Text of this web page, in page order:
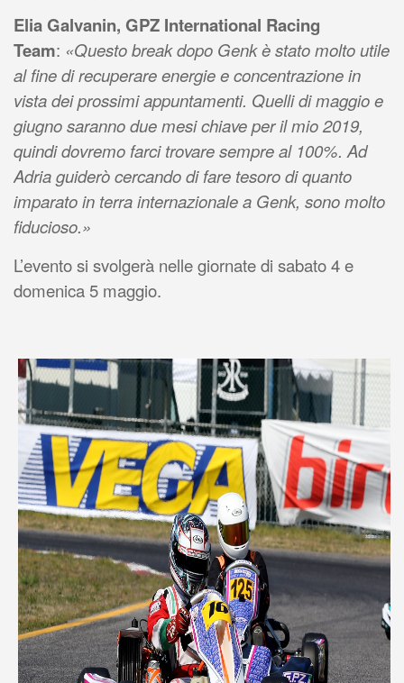
Elia Galvanin, GPZ International Racing
Team: «Questo break dopo Genk è stato molto utile
al fine di recuperare energie e concentrazione in
vista dei prossimi appuntamenti. Quelli di maggio e
giugno saranno due mesi chiave per il mio 2019,
quindi dovremo farci trovare sempre al 100%. Ad
Adria guiderò cercando di fare tesoro di quanto
imparato in terra internazionale a Genk, sono molto
fiducioso.»
L’evento si svolgerà nelle giornate di sabato 4 e
domenica 5 maggio.